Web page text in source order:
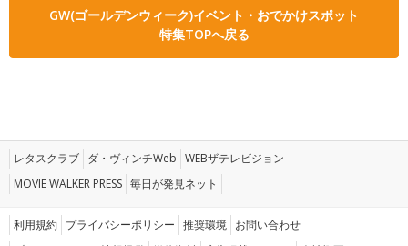
GW(ゴールデンウィーク)イベント・おでかけスポット
特集TOPへ戻る
レタスクラブ ダ・ヴィンチWeb WEBザテレビジョン
MOVIE WALKER PRESS 毎日が発見ネット
利用規約 プライバシーポリシー 推奨環境 お問い合わせ